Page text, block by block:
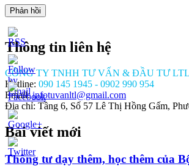
khong-
Thông tin liên hệ
CÔNG TY TNHH TƯ VẤN & ĐẦU TƯ LTL
Hotline: 090 145 1945 - 0902 990 954
Email:infotuvanltl@gmail.com
Địa chỉ: Tầng 6, Số 57 Lê Thị Hồng Gấm,
Bài viết mới
Thông tư dạy thêm, học thêm của